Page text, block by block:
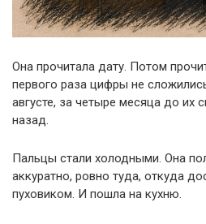
Она прочитала дату. Потом
первого раза цифры не
августе, за четыре месяца до их
назад.
Пальцы стали холодными. Она
аккуратно, ровно туда, откуда
пуховиком. И пошла на кухню.